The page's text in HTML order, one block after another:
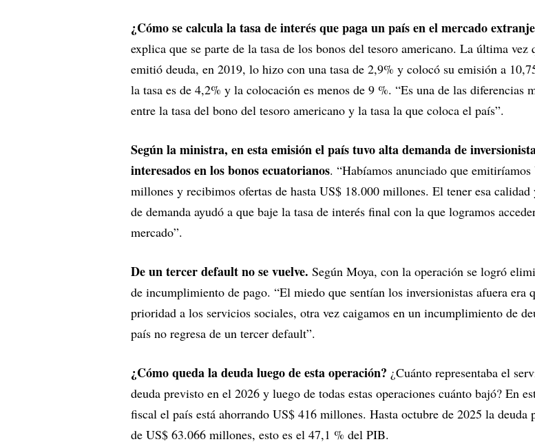
¿Cómo se calcula la tasa de interés que paga un país en el mercado
explica que se parte de la tasa de los bonos del tesoro americano. La última vez
emitió deuda, en 2019, lo hizo con una tasa de 2,9% y colocó su emisión a
la tasa es de 4,2% y la colocación es menos de 9 %. “Es una de las diferencias
entre la tasa del bono del tesoro americano y la tasa la que coloca el país”.
Según la ministra, en esta emisión el país tuvo alta demanda de
interesados en los bonos ecuatorianos. “Habíamos anunciado que
millones y recibimos ofertas de hasta US$ 18.000 millones. El tener esa calidad
de demanda ayudó a que baje la tasa de interés final con la que logramos
mercado”.
De un tercer default no se vuelve. Según Moya, con la operación se logró
de incumplimiento de pago. “El miedo que sentían los inversionistas afuera era
prioridad a los servicios sociales, otra vez caigamos en un incumplimiento de
país no regresa de un tercer default”.
¿Cómo queda la deuda luego de esta operación? ¿Cuánto representaba el
deuda previsto en el 2026 y luego de todas estas operaciones cuánto bajó? En
fiscal el país está ahorrando US$ 416 millones. Hasta octubre de 2025 la deuda
de US$ 63.066 millones, esto es el 47,1 % del PIB.